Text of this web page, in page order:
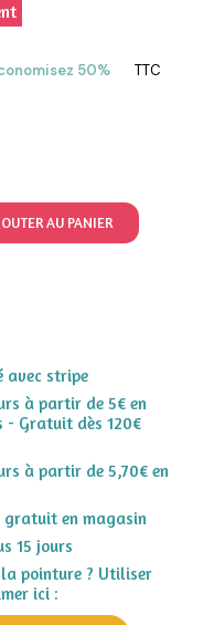
50% TTC
AU PANIER
avec stripe
à partir de 5€ en
- Gratuit dès 120€
à partir de 5,70€ en
gratuit en magasin
15 jours
pointure ? Utiliser
ici :